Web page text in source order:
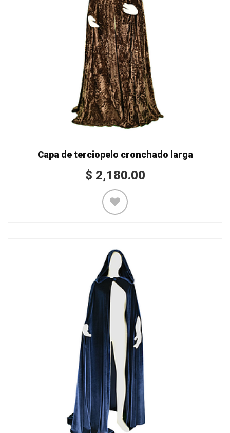
Capa de terciopelo cronchado larga
$ 2,180.00